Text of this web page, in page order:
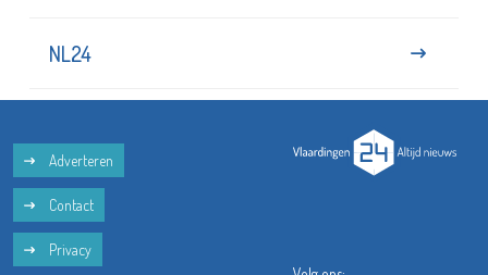
NL24
Adverteren
Contact
Privacy